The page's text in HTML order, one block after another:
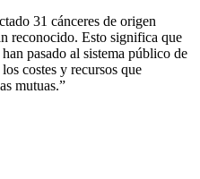
31 cánceres de origen
reconocido. Esto significa que
pasado al sistema público de
costes y recursos que
mutuas.”